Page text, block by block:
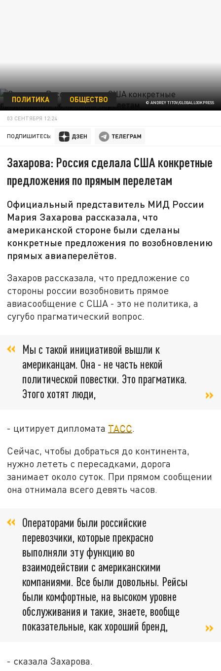
© ANDREY TITOV/GLOBALLOOKPRESS
ПОЛИТИКА ОБЩЕСТВО
03 СЕНТЯБРЯ 12:24
ПОДПИШИТЕСЬ:
Захарова: Россия сделала США конкретные
предложения по прямым перелетам
Официальный представитель МИД России
Мария Захарова рассказала, что
американской стороне были сделаны
конкретные предложения по возобновлению
прямых авиаперелётов.
Захаров рассказала, что предложение со
стороны россии возобновить прямое
авиасообщение с США - это не политика, а
сугубо прагматический вопрос.
Мы с такой инициативой вышли к
американцам. Она - не часть некой
политической повестки. Это прагматика.
Этого хотят люди,
- цитирует дипломата ТАСС.
Сейчас, чтобы добраться до континента,
нужно лететь с пересадками, дорога
занимает около суток. При прямом сообщении
она отнимала всего девять часов.
Операторами были российские
перевозчики, которые прекрасно
выполняли эту функцию во
взаимодействии с американскими
компаниями. Все были довольны. Рейсы
были комфортные, на высоком уровне
обслуживания и такие, знаете, вообще
показательные, как хороший бренд,
- сказала Захарова.